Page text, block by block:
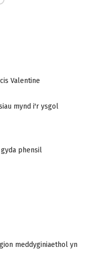
Valentine
mynd i'r ysgol
phensil
meddyginiaethol yn